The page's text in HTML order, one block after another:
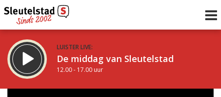
LUISTER LIVE:
De middag van Sleutelstad
12.00 - 17.00 uur